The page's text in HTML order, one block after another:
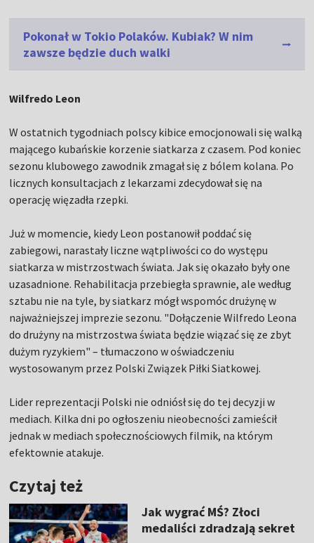
Pokonał w Tokio Polaków. Kubiak? W nim
zawsze będzie duch walki
Wilfredo Leon
W ostatnich tygodniach polscy kibice emocjonowali się walką
mającego kubańskie korzenie siatkarza z czasem. Pod koniec
sezonu klubowego zawodnik zmagał się z bólem kolana. Po
licznych konsultacjach z lekarzami zdecydował się na
operację więzadła rzepki.
Już w momencie, kiedy Leon postanowił poddać się
zabiegowi, narastały liczne wątpliwości co do występu
siatkarza w mistrzostwach świata. Jak się okazało były one
uzasadnione. Rehabilitacja przebiegła sprawnie, ale według
sztabu nie na tyle, by siatkarz mógł wspomóc drużynę w
najważniejszej imprezie sezonu. "Dołączenie Wilfredo Leona
do drużyny na mistrzostwa świata będzie wiązać się ze zbyt
dużym ryzykiem" – tłumaczono w oświadczeniu
wystosowanym przez Polski Związek Piłki Siatkowej.
Lider reprezentacji Polski nie odniósł się do tej decyzji w
mediach. Kilka dni po ogłoszeniu nieobecności zamieścił
jednak w mediach społecznościowych filmik, na którym
efektownie atakuje.
Czytaj też
Jak wygrać MŚ? Złoci
medaliści zdradzają sekret